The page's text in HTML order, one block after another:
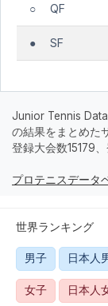
○ QF
● SF
Junior Tennis
の結果をまとめた
登録大会数15179
プロテニスデータ
世界ランキング
男子 日本人
女子 日本人